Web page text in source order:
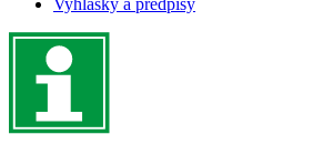
Vyhlášky a předpisy